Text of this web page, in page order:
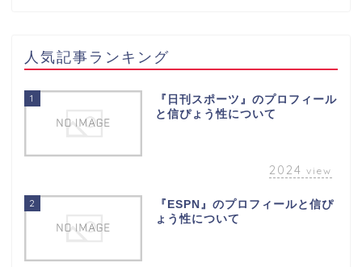
人気記事ランキング
1
『日刊スポーツ』のプロフィール
と信ぴょう性について
2024 view
2
『ESPN』のプロフィールと信ぴ
ょう性について